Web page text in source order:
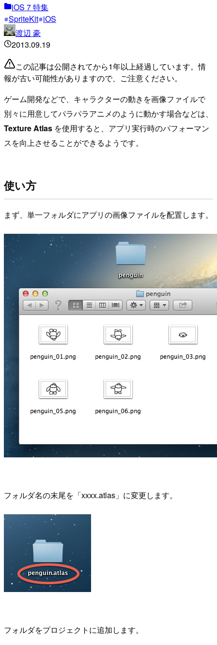
iOS 7 特集
SpriteKit iOS
渡辺 豪
2013.09.19
この記事は公開されてから1年以上経過しています。情
報が古い可能性がありますので、ご注意ください。
ゲーム開発などで、キャラクターの動きを画像ファイルで
別々に用意してパラパラアニメのように動かす場合などは、
Texture Atlas を使用すると、アプリ実行時のパフォーマン
スを向上させることができるようです。
使い方
まず、単一フォルダにアプリの画像ファイルを配置します。
フォルダ名の末尾を「xxxx.atlas」に変更します。
フォルダをプロジェクトに追加します。